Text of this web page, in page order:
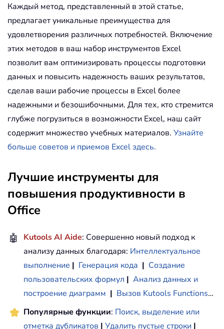
Каждый метод, представленный в этой статье,
предлагает уникальные преимущества для
удовлетворения различных потребностей. Включение
этих методов в ваш набор инструментов Excel
позволит вам оптимизировать процессы подготовки
данных и повысить надежность ваших результатов,
сделав ваши рабочие процессы в Excel более
надежными и безошибочными. Для тех, кто стремится
глубже погрузиться в возможности Excel, наш сайт
содержит множество учебных материалов. Узнайте
больше советов и приемов Excel здесь.
Лучшие инструменты для
повышения продуктивности в
Office
🤖 Kutools AI Aide: Совершенно новый подход к
анализу данных благодаря: Интеллектуальное
выполнение | Генерация кода | Создание
пользовательских формул | Анализ данных и
построение диаграмм | Вызов Kutools Functions…
Популярные функции: Поиск, выделение или
отметка дубликатов | Удалить пустые строки |